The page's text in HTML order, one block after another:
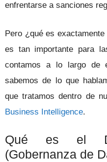
enfrentarse a sanciones
Pero ¿qué es
es tan importante para
contamos a lo largo de
sabemos de lo que
que tratamos dentro de
Business Intelligence.
Qué es el
(Gobernanza de